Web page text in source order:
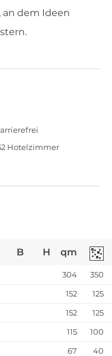
an dem Ideen
Hotelzimmer
B H qm
304
350
152
125
152
125
115
100
67
40